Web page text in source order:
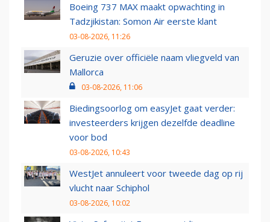
Boeing 737 MAX maakt opwachting in
Tadzjikistan: Somon Air eerste klant
03-08-2026, 11:26
Geruzie over officiële naam vliegveld van
Mallorca
03-08-2026, 11:06
Biedingsoorlog om easyJet gaat verder:
investeerders krijgen dezelfde deadline
voor bod
03-08-2026, 10:43
WestJet annuleert voor tweede dag op rij
vlucht naar Schiphol
03-08-2026, 10:02